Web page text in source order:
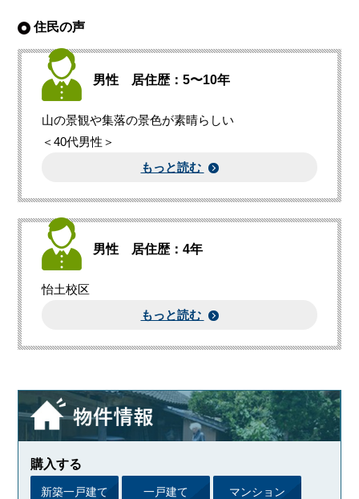
住民の声
男性 居住歴：5〜10年
山の景観や集落の景色が素晴らしい
＜40代男性＞
もっと読む
男性 居住歴：4年
怡土校区
もっと読む
購入する
新築一戸建て 一戸建て マンション